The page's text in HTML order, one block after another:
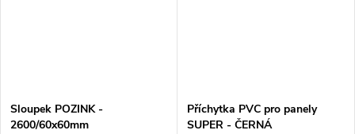
Sloupek POZINK -
2600/60x60mm
Příchytka PVC pro panely
SUPER - ČERNÁ